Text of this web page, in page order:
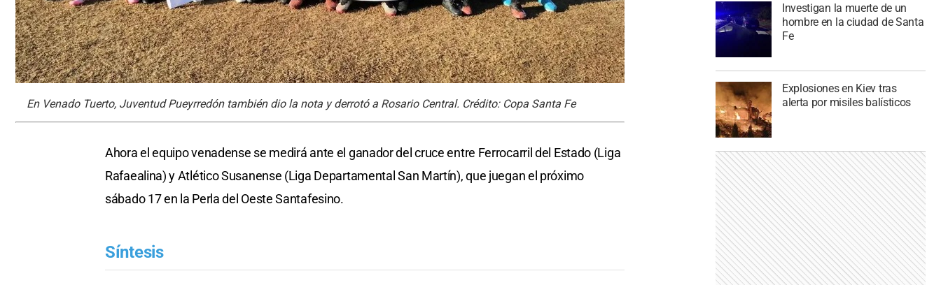
En Venado Tuerto, Juventud Pueyrredón también dio la nota y derrotó a Rosario Central. Crédito: Copa Santa Fe
Ahora el equipo venadense se medirá ante el ganador del cruce entre Ferrocarril del Estado (Liga
Rafaealina) y Atlético Susanense (Liga Departamental San Martín), que juegan el próximo
sábado 17 en la Perla del Oeste Santafesino.
Síntesis
Investigan la muerte de un
hombre en la ciudad de Santa
Fe
Explosiones en Kiev tras
alerta por misiles balísticos